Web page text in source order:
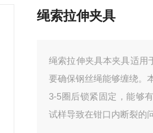
绳索拉伸夹具
绳索拉伸夹具本夹具适用
要确保钢丝绳能够缠绕。
3-5圈后锁紧固定，能够
试样导致在钳口内断裂的